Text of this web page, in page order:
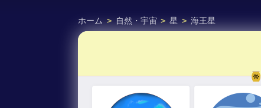
ホーム > 自然・宇宙 > 星 > 海王星